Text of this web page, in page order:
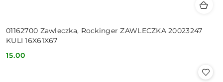
01162700 Zawleczka, Rockinger ZAWLECZKA 20023247
KULI 16X61X67
Cena:
15.00